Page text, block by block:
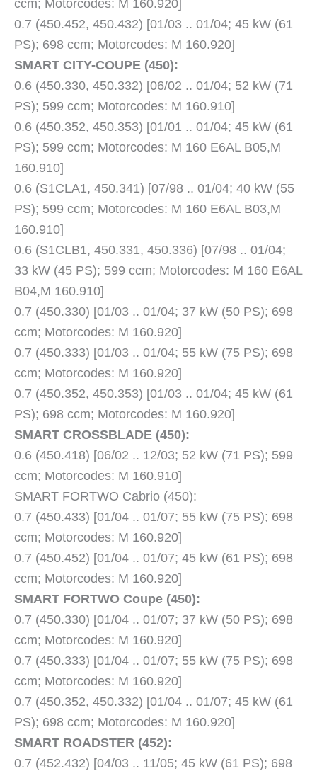
ccm; Motorcodes: M 160.920]
0.7 (450.452, 450.432) [01/03 .. 01/04; 45 kW (61
PS); 698 ccm; Motorcodes: M 160.920]
SMART CITY-COUPE (450):
0.6 (450.330, 450.332) [06/02 .. 01/04; 52 kW (71
PS); 599 ccm; Motorcodes: M 160.910]
0.6 (450.352, 450.353) [01/01 .. 01/04; 45 kW (61
PS); 599 ccm; Motorcodes: M 160 E6AL B05,M
160.910]
0.6 (S1CLA1, 450.341) [07/98 .. 01/04; 40 kW (55
PS); 599 ccm; Motorcodes: M 160 E6AL B03,M
160.910]
0.6 (S1CLB1, 450.331, 450.336) [07/98 .. 01/04;
33 kW (45 PS); 599 ccm; Motorcodes: M 160 E6AL
B04,M 160.910]
0.7 (450.330) [01/03 .. 01/04; 37 kW (50 PS); 698
ccm; Motorcodes: M 160.920]
0.7 (450.333) [01/03 .. 01/04; 55 kW (75 PS); 698
ccm; Motorcodes: M 160.920]
0.7 (450.352, 450.353) [01/03 .. 01/04; 45 kW (61
PS); 698 ccm; Motorcodes: M 160.920]
SMART CROSSBLADE (450):
0.6 (450.418) [06/02 .. 12/03; 52 kW (71 PS); 599
ccm; Motorcodes: M 160.910]
SMART FORTWO Cabrio (450):
0.7 (450.433) [01/04 .. 01/07; 55 kW (75 PS); 698
ccm; Motorcodes: M 160.920]
0.7 (450.452) [01/04 .. 01/07; 45 kW (61 PS); 698
ccm; Motorcodes: M 160.920]
SMART FORTWO Coupe (450):
0.7 (450.330) [01/04 .. 01/07; 37 kW (50 PS); 698
ccm; Motorcodes: M 160.920]
0.7 (450.333) [01/04 .. 01/07; 55 kW (75 PS); 698
ccm; Motorcodes: M 160.920]
0.7 (450.352, 450.332) [01/04 .. 01/07; 45 kW (61
PS); 698 ccm; Motorcodes: M 160.920]
SMART ROADSTER (452):
0.7 (452.432) [04/03 .. 11/05; 45 kW (61 PS); 698